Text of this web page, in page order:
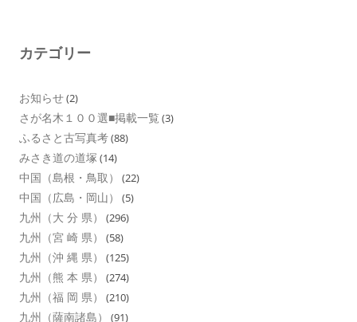
カテゴリー
お知らせ(2)
さが名木１００選■掲載一覧 (3)
ふるさと古写真考(88)
みさき道の道塚 (14)
中国（島根・鳥取） (22)
中国（広島・岡山） (5)
九州（大 分 県） (296)
九州（宮 崎 県） (58)
九州（沖 縄 県） (125)
九州（熊 本 県） (274)
九州（福 岡 県） (210)
九州（薩南諸島） (91)